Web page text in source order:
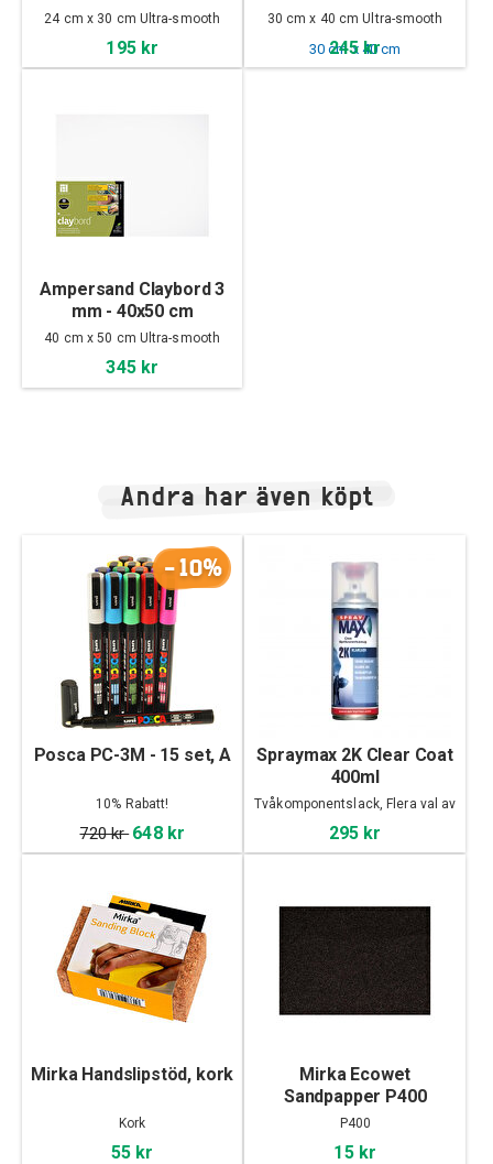
24 cm x 30 cm Ultra-smooth
195 kr
30 cm x 40 cm Ultra-smooth
245 kr
Ampersand Claybord 3
mm - 40x50 cm
40 cm x 50 cm Ultra-smooth
345 kr
Andra har även köpt
-10%
Posca PC-3M - 15 set, A
10% Rabatt!
720 kr 648 kr
Spraymax 2K Clear Coat
400ml
Tvåkomponentslack, Flera val av
295 kr
Mirka Handslipstöd, kork
Kork
55 kr
Mirka Ecowet
Sandpapper P400
P400
15 kr